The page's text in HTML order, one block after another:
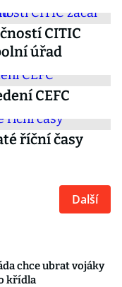
CITIC
úřad
CEFC
říční časy
Další
chce ubrat vojáky
křídla